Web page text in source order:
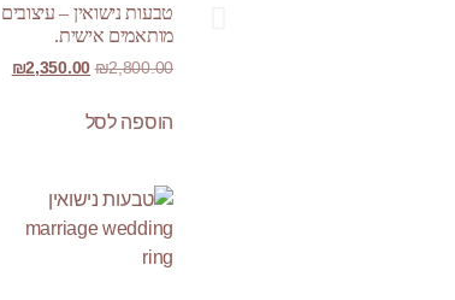
טבעות נישואין – עיצובים
מותאמים אישית.
₪2,800.00
₪2,350.00
הוספה לסל